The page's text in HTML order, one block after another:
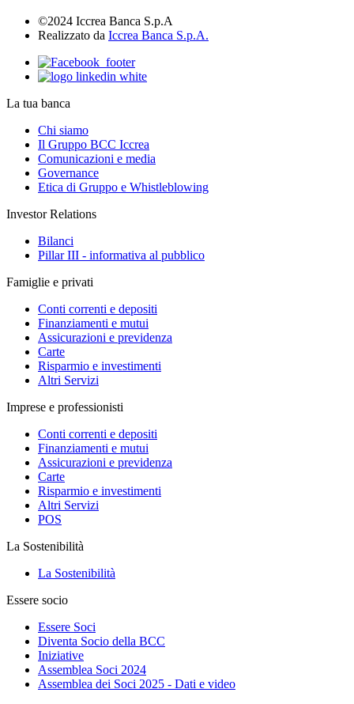
©2024 Iccrea Banca S.p.A
Realizzato da Iccrea Banca S.p.A.
La tua banca
Chi siamo
Il Gruppo BCC Iccrea
Comunicazioni e media
Governance
Etica di Gruppo e Whistleblowing
Investor Relations
Bilanci
Pillar III - informativa al pubblico
Famiglie e privati
Conti correnti e depositi
Finanziamenti e mutui
Assicurazioni e previdenza
Carte
Risparmio e investimenti
Altri Servizi
Imprese e professionisti
Conti correnti e depositi
Finanziamenti e mutui
Assicurazioni e previdenza
Carte
Risparmio e investimenti
Altri Servizi
POS
La Sostenibilità
La Sostenibilità
Essere socio
Essere Soci
Diventa Socio della BCC
Iniziative
Assemblea Soci 2024
Assemblea dei Soci 2025 - Dati e video